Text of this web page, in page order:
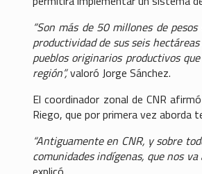
“Son más de 50 millones de
productividad de sus seis
pueblos originarios productivos
región”,valoró Jorge Sánchez.
El coordinador zonal de CNR
Riego, que por primera vez aborda
“Antiguamente en CNR, y sobre
comunidades indígenas, que nos